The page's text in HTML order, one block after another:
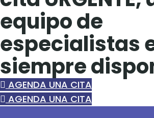
equipo de
especialistas
siempre
AGENDA UNA CITA
AGENDA UNA CITA